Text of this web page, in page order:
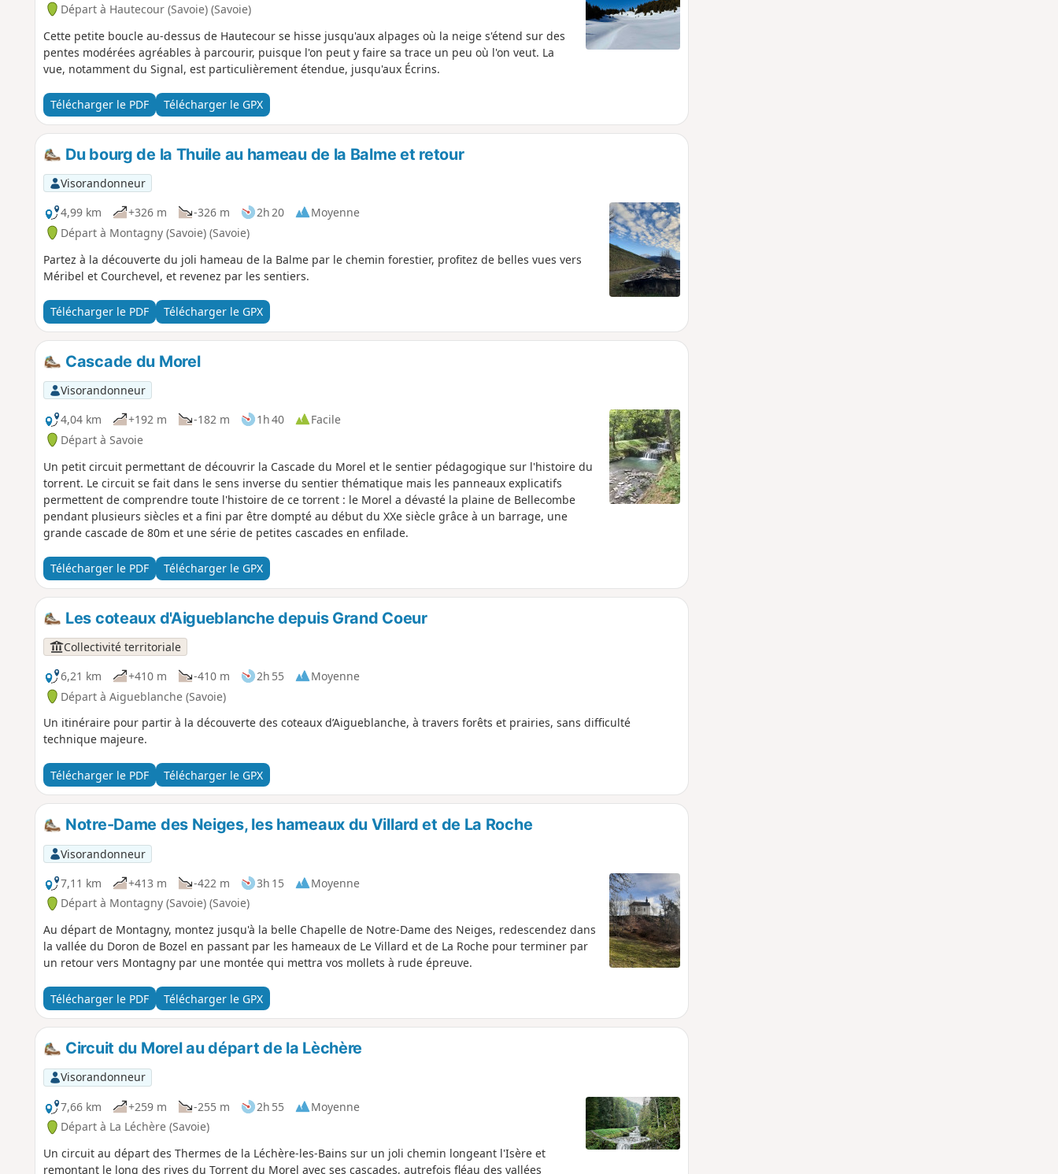
Départ à Hautecour (Savoie) (Savoie)
Cette petite boucle au-dessus de Hautecour se hisse jusqu'aux alpages où la neige s'étend sur des
pentes modérées agréables à parcourir, puisque l'on peut y faire sa trace un peu où l'on veut. La
vue, notamment du Signal, est particulièrement étendue, jusqu'aux Écrins.
Télécharger le PDF Télécharger le GPX
Du bourg de la Thuile au hameau de la Balme et retour
Visorandonneur
4,99 km
+326 m -326 m 2h 20
Moyenne
Départ à Montagny (Savoie) (Savoie)
Partez à la découverte du joli hameau de la Balme par le chemin forestier, profitez de belles vues vers
Méribel et Courchevel, et revenez par les sentiers.
Télécharger le PDF Télécharger le GPX
Cascade du Morel
Visorandonneur
4,04 km
+192 m -182 m 1h 40
Facile
Départ à Savoie
Un petit circuit permettant de découvrir la Cascade du Morel et le sentier pédagogique sur l'histoire du
torrent. Le circuit se fait dans le sens inverse du sentier thématique mais les panneaux explicatifs
permettent de comprendre toute l'histoire de ce torrent : le Morel a dévasté la plaine de Bellecombe
pendant plusieurs siècles et a fini par être dompté au début du XXe siècle grâce à un barrage, une
grande cascade de 80m et une série de petites cascades en enfilade.
Télécharger le PDF Télécharger le GPX
Les coteaux d'Aigueblanche depuis Grand Coeur
Collectivité territoriale
6,21 km
+410 m -410 m 2h 55
Moyenne
Départ à Aigueblanche (Savoie)
Un itinéraire pour partir à la découverte des coteaux d’Aigueblanche, à travers forêts et prairies, sans difficulté
technique majeure.
Télécharger le PDF Télécharger le GPX
Notre-Dame des Neiges, les hameaux du Villard et de La Roche
Visorandonneur
7,11 km
+413 m -422 m 3h 15
Moyenne
Départ à Montagny (Savoie) (Savoie)
Au départ de Montagny, montez jusqu'à la belle Chapelle de Notre-Dame des Neiges, redescendez dans
la vallée du Doron de Bozel en passant par les hameaux de Le Villard et de La Roche pour terminer par
un retour vers Montagny par une montée qui mettra vos mollets à rude épreuve.
Télécharger le PDF Télécharger le GPX
Circuit du Morel au départ de la Lèchère
Visorandonneur
7,66 km
+259 m -255 m 2h 55
Moyenne
Départ à La Léchère (Savoie)
Un circuit au départ des Thermes de la Léchère-les-Bains sur un joli chemin longeant l'Isère et
remontant le long des rives du Torrent du Morel avec ses cascades, autrefois fléau des vallées